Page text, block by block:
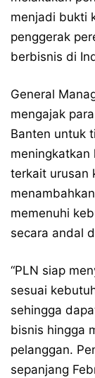
menjadi bukti
penggerak
berbisnis di
General
mengajak
Banten untuk
meningkatkan
terkait urusan
memenuhi
secara andal
“PLN siap
sesuai
sehingga
bisnis hingga
pelanggan.
sepanjang